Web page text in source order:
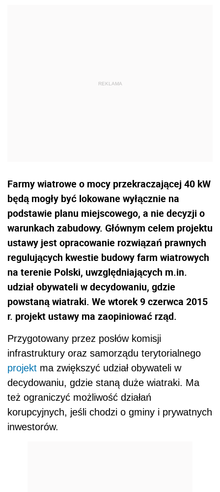
Farmy wiatrowe o mocy przekraczającej 40 kW
będą mogły być lokowane wyłącznie na
podstawie planu miejscowego, a nie decyzji o
warunkach zabudowy. Głównym celem projektu
ustawy jest opracowanie rozwiązań prawnych
regulujących kwestie budowy farm wiatrowych
na terenie Polski, uwzględniających m.in.
udział obywateli w decydowaniu, gdzie
powstaną wiatraki. We wtorek 9 czerwca 2015
r. projekt ustawy ma zaopiniować rząd.
Przygotowany przez posłów komisji
infrastruktury oraz samorządu terytorialnego
projekt ma zwiększyć udział obywateli w
decydowaniu, gdzie staną duże wiatraki. Ma
też ograniczyć możliwość działań
korupcyjnych, jeśli chodzi o gminy i prywatnych
inwestorów.